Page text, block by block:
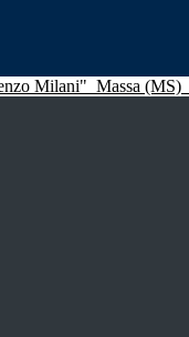
Milani" Massa (MS)